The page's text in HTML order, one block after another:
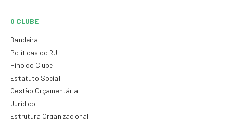
O CLUBE
Bandeira
Políticas do RJ
Hino do Clube
Estatuto Social
Gestão Orçamentária
Jurídico
Estrutura Organizacional